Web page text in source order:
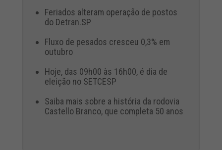
Feriados alteram operação de postos
do Detran.SP
Fluxo de pesados cresceu 0,3% em
outubro
Hoje, das 09h00 às 16h00, é dia de
eleição no SETCESP
Saiba mais sobre a história da rodovia
Castello Branco, que completa 50 anos